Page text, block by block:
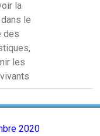
la
le
des
les
2020